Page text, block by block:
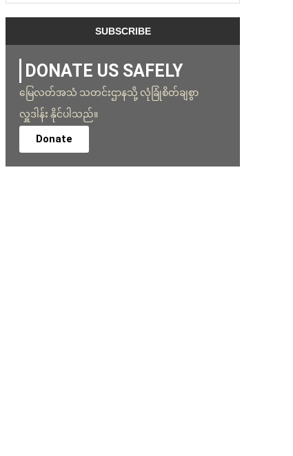
DONATE US SAFELY
မြေလတ်အသံ သတင်းဌာနသို့ လုံခြုံစိတ်ချစွာ
လှူဒါန်း နိုင်ပါသည်။
Donate